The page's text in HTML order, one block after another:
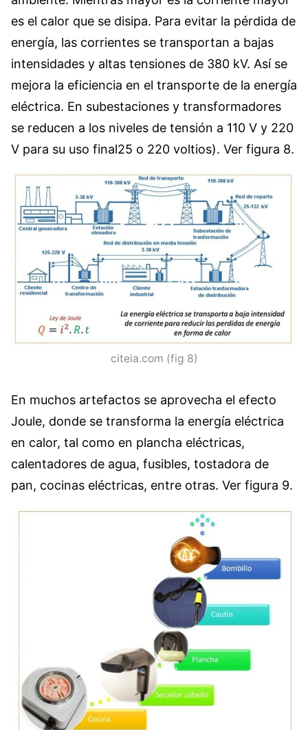
es el calor que se disipa. Para evitar la pérdida de
energía, las corrientes se transportan a bajas
intensidades y altas tensiones de 380 kV. Así se
mejora la eficiencia en el transporte de la energía
eléctrica. En subestaciones y transformadores
se reducen a los niveles de tensión a 110 V y 220
V para su uso final25 o 220 voltios). Ver figura 8.
citeia.com (fig 8)
En muchos artefactos se aprovecha el efecto
Joule, donde se transforma la energía eléctrica
en calor, tal como en plancha eléctricas,
calentadores de agua, fusibles, tostadora de
pan, cocinas eléctricas, entre otras. Ver figura 9.